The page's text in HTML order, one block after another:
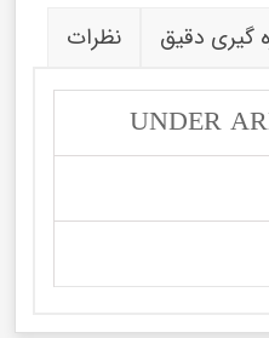
گیری دقیق نظرات
UNDER